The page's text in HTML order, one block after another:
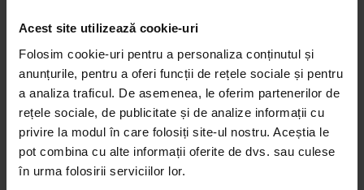
Acest site utilizează cookie-uri
Folosim cookie-uri pentru a personaliza conținutul și
anunțurile, pentru a oferi funcții de rețele sociale și pentru
a analiza traficul. De asemenea, le oferim partenerilor de
rețele sociale, de publicitate și de analize informații cu
privire la modul în care folosiți site-ul nostru. Aceștia le
pot combina cu alte informații oferite de dvs. sau culese
în urma folosirii serviciilor lor.
Bunăstarea părintelui 03:41
Cum sunt afectați copiii de certurile
adulților și cum poți transforma
conflictul într-un exemplu pozitiv de
reconciliere?